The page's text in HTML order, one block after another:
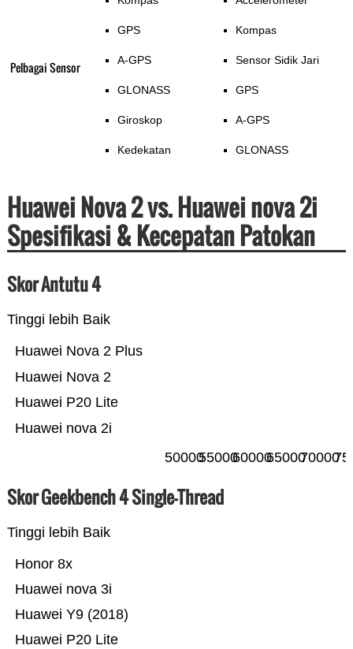
Pelbagai Sensor
GPS
A-GPS
GLONASS
Giroskop
Kedekatan
Kompas
Sensor Sidik Jari
GPS
A-GPS
GLONASS
Huawei Nova 2 vs. Huawei nova 2i
Spesifikasi & Kecepatan Patokan
Skor Antutu 4
Tinggi lebih Baik
Huawei nova 2i
Huawei P20 Lite
Huawei Nova 2
Huawei Nova 2 Plus
5000055000600006500070000
Skor Geekbench 4 Single-Thread
Tinggi lebih Baik
Huawei P20 Lite
Huawei Y9 (2018)
Huawei nova 3i
Honor 8x